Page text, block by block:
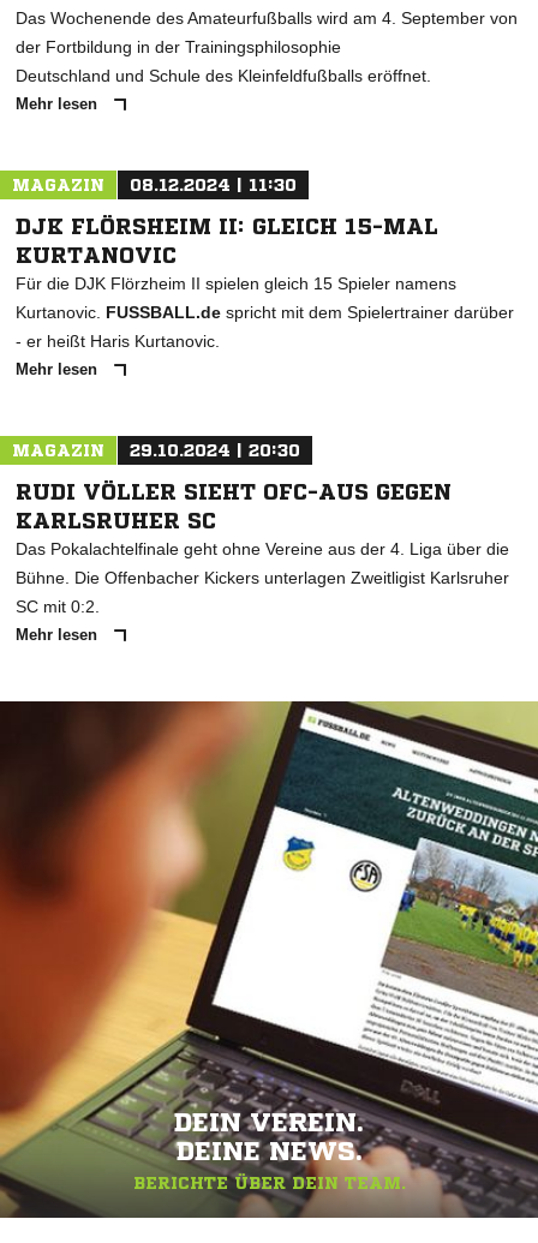
Das Wochenende des Amateurfußballs wird am 4. September von
der Fortbildung in der Trainingsphilosophie
Deutschland und Schule des Kleinfeldfußballs eröffnet.
Mehr lesen
MAGAZIN 08.12.2024 | 11:30
DJK FLÖRSHEIM II: GLEICH 15-MAL
KURTANOVIC
Für die DJK Flörzheim II spielen gleich 15 Spieler namens
Kurtanovic. FUSSBALL.de spricht mit dem Spielertrainer darüber
- er heißt Haris Kurtanovic.
Mehr lesen
MAGAZIN 29.10.2024 | 20:30
RUDI VÖLLER SIEHT OFC-AUS GEGEN
KARLSRUHER SC
Das Pokalachtelfinale geht ohne Vereine aus der 4. Liga über die
Bühne. Die Offenbacher Kickers unterlagen Zweitligist Karlsruher
SC mit 0:2.
Mehr lesen
DEIN VEREIN.
DEINE NEWS.
BERICHTE ÜBER DEIN TEAM.